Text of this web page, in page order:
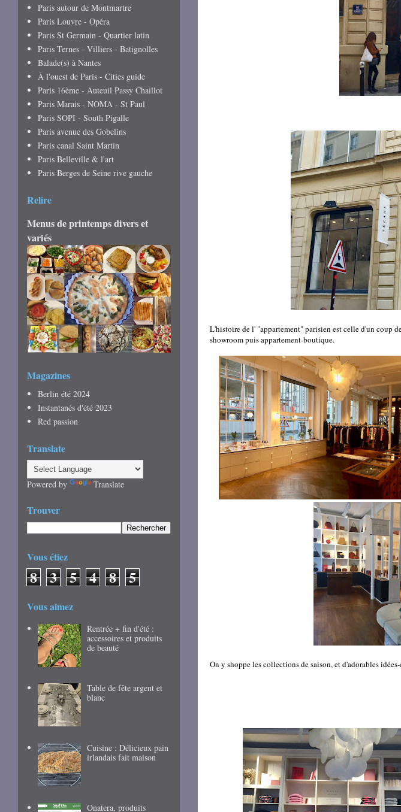
L'histoire de l' "appartement" parisien est celle d'un coup
showroom puis appartement-boutique.
On y shoppe les collections de saison, et d'adorables
Paris autour de Montmartre
Paris Louvre - Opéra
Paris St Germain - Quartier latin
Paris Ternes - Villiers - Batignolles
Balade(s) à Nantes
À l'ouest de Paris - Cities guide
Paris 16ème - Auteuil Passy Chaillot
Paris Marais - NOMA - St Paul
Paris SOPI - South Pigalle
Paris avenue des Gobelins
Paris canal Saint Martin
Paris Belleville & l'art
Paris Berges de Seine rive gauche
Relire
Menus de printemps divers et
variés
Magazines
Berlin été 2024
Instantanés d'été 2023
Red passion
Translate
Powered by Translate
Trouver
Vous étiez
8 3 5 4 8 5
Vous aimez
Rentrée + fin d'été :
accessoires et produits
de beauté
Table de fête argent et
blanc
Cuisine : Délicieux pain
irlandais fait maison
Onatera, produits